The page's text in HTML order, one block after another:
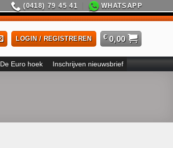
(0418) 79 45 41 WHATSAPP
LOGIN / REGISTREREN € 0,00
De Euro hoek Inschrijven nieuwsbrief